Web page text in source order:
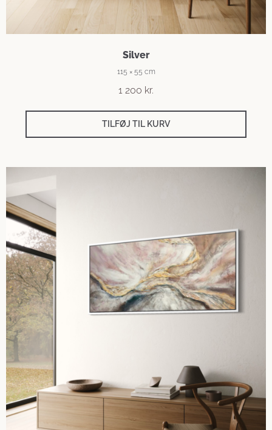
Silver
115 × 55 cm
1 200 kr.
TILFØJ TIL KURV